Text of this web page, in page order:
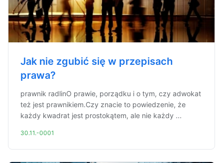
Jak nie zgubić się w przepisach
prawa?
prawnik radlinO prawie, porządku i o tym, czy adwokat
też jest prawnikiem.Czy znacie to powiedzenie, że
każdy kwadrat jest prostokątem, ale nie każdy ...
30.11.-0001